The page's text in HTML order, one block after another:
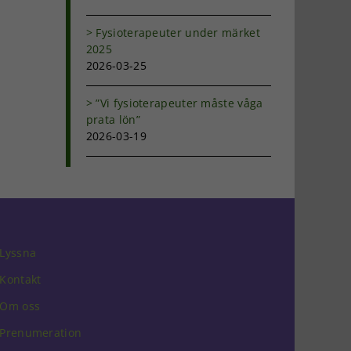
Fysioterapeuter under märket
2025
2026-03-25
”Vi fysioterapeuter måste våga
prata lön”
2026-03-19
Lyssna
Kontakt
Om oss
Prenumeration